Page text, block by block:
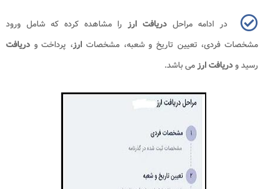
در ادامه مراحلدریافت ارز را مشاهده کرده که شامل ورود
مشخصات فردی، تعیین تاریخ و شعبه، مشخصات ارز، پرداخت و دریافت
رسید ودریافت ارزمی باشد.